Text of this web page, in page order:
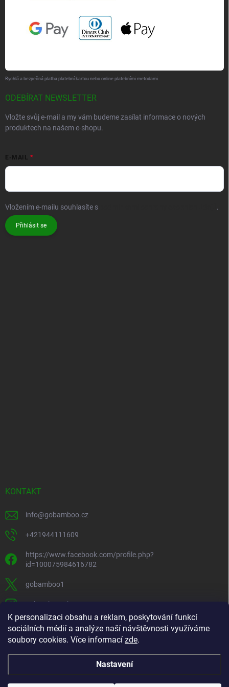
K personalizaci obsahu a reklam, poskytování funkcí
sociálních médií a analýze naší návštěvnosti využíváme
soubory cookies. Více informací zde.
Nastavení
Rychlá a bezpečná platba platební kartou nebo online platebními metodami.
ODEBÍRAT NEWSLETTER
Vložte svůj e-mail a my vám budeme zasílat informace o nových
produktech na našem e-shopu.
E-MAIL
Vložením e-mailu souhlasíte s .
Přihlásit se
KONTAKT
info@gobamboo.cz
+421944111609
https://www.facebook.com/profile.php?
id=100075984616782
gobamboo1
gobamboo_sk
+421944111609
https://www.youtube.com/@gobamb00